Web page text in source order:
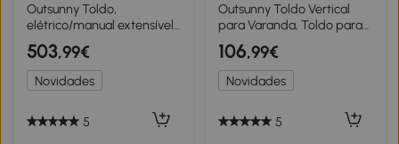
Outsunny Toldo,
elétrico/manual extensível,
meia-caixa, comando
remoto, estrutura em
alumínio, 4 x 3 m, Cinza
503,99€
Novidades
5
Outsunny Toldo Vertical
para Varanda, Toldo para
Sacada, Toldo Vertical,
Proteção contra Vento,
Rolo Lateral, Tela de
Privacidade com Manivela,
Poliéster+Alumínio Cinza
106,99€
Novidades
5